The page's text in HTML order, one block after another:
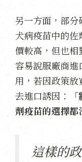
另一方面，部
犬病疫苗中的
價較高，但也
容易說服廠商
用，若因政策
去進口誘因：
劑疫苗的選擇都
這樣的